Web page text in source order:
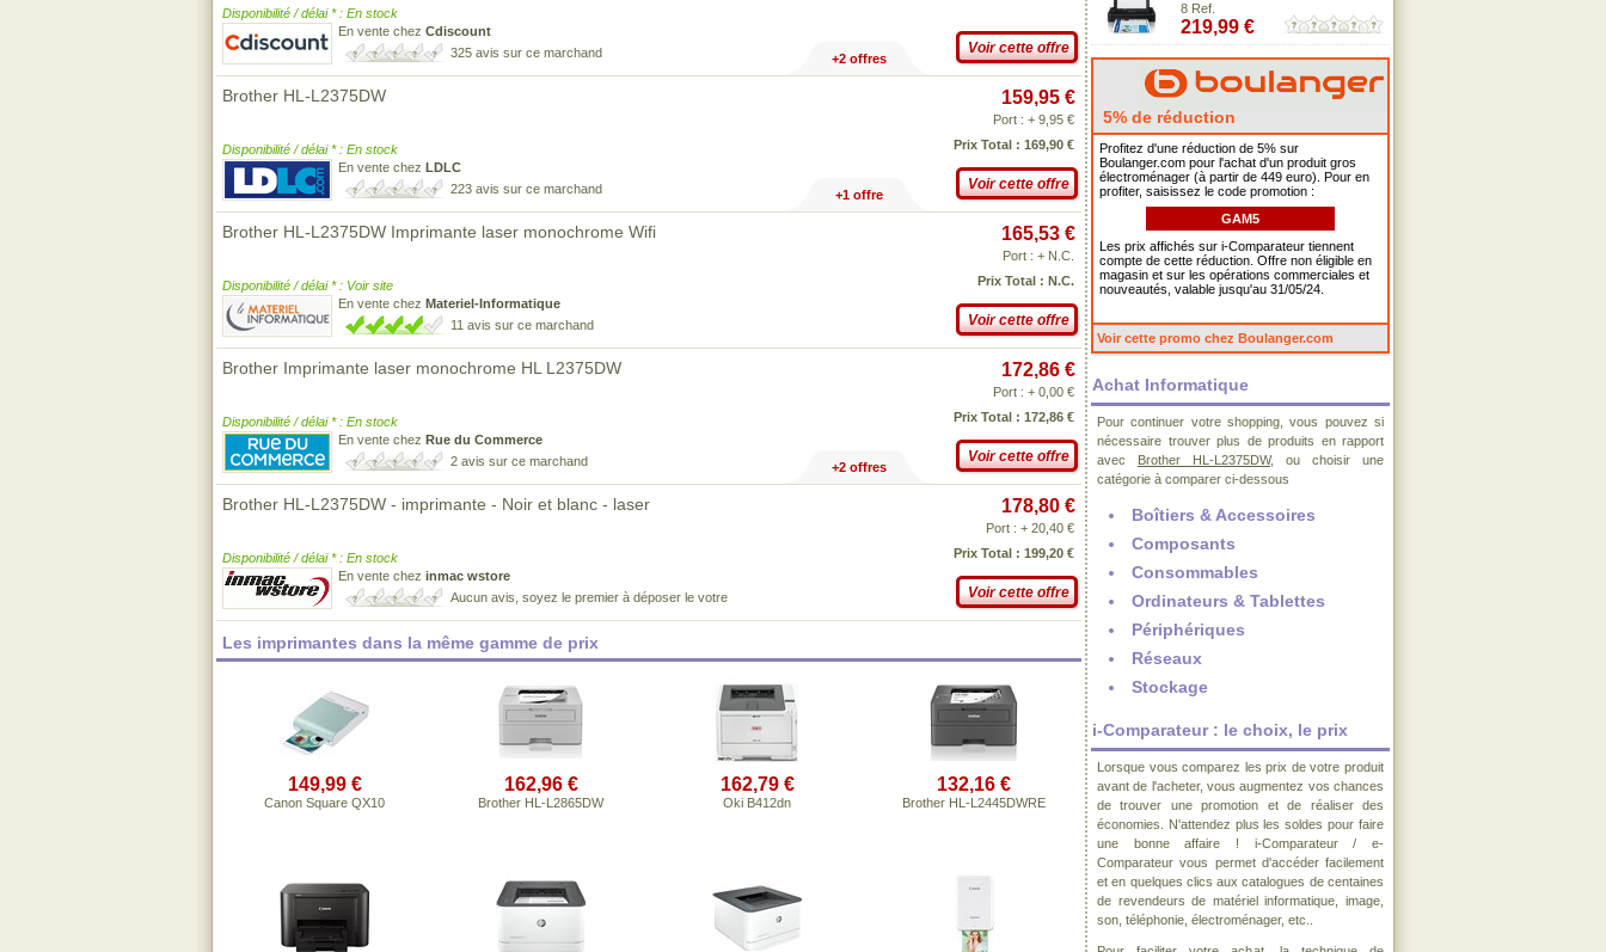
Disponibilité / délai * : En stock
En vente chez Cdiscount
325 avis sur ce marchand
Voir cette offre
+2 offres
Brother HL-L2375DW
Disponibilité / délai * : En stock
En vente chez LDLC
223 avis sur ce marchand
159,95 €
Port : + 9,95 €
Prix Total : 169,90 €
Voir cette offre
+1 offre
Brother HL-L2375DW Imprimante laser monochrome Wifi
Disponibilité / délai * : Voir site
En vente chez Materiel-Informatique
11 avis sur ce marchand
165,53 €
Port : + N.C.
Prix Total : N.C.
Voir cette offre
Brother Imprimante laser monochrome HL L2375DW
Disponibilité / délai * : En stock
En vente chez Rue du Commerce
2 avis sur ce marchand
172,86 €
Port : + 0,00 €
Prix Total : 172,86 €
Voir cette offre
+2 offres
Brother HL-L2375DW - imprimante - Noir et blanc - laser
Disponibilité / délai * : En stock
En vente chez inmac wstore
Aucun avis, soyez le premier à déposer le votre
178,80 €
Port : + 20,40 €
Prix Total : 199,20 €
Voir cette offre
Les imprimantes dans la même gamme de prix
149,99 €
Canon Square QX10
162,96 €
Brother HL-L2865DW
162,79 €
Oki B412dn
132,16 €
Brother HL-L2445DWRE
8 Ref.
219,99 €
5% de réduction
Profitez d'une réduction de 5% sur
Boulanger.com pour l'achat d'un produit gros
électroménager (à partir de 449 euro). Pour en
profiter, saisissez le code promotion :
GAM5
Les prix affichés sur i-Comparateur tiennent
compte de cette réduction. Offre non éligible en
magasin et sur les opérations commerciales et
nouveautés, valable jusqu'au 31/05/24.
Voir cette promo chez Boulanger.com
Achat Informatique
Pour continuer votre shopping, vous pouvez si
nécessaire trouver plus de produits en rapport
avec Brother HL-L2375DW, ou choisir une
catégorie à comparer ci-dessous
Boîtiers & Accessoires
Composants
Consommables
Ordinateurs & Tablettes
Périphériques
Réseaux
Stockage
i-Comparateur : le choix, le prix
Lorsque vous comparez les prix de votre produit
avant de l'acheter, vous augmentez vos chances
de trouver une promotion et de réaliser des
économies. N'attendez plus les soldes pour faire
une bonne affaire ! i-Comparateur / e-
Comparateur vous permet d'accéder facilement
et en quelques clics aux catalogues de centaines
de revendeurs de matériel informatique, image,
son, téléphonie, électroménager, etc..